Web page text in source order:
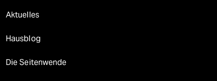
Aktuelles
Hausblog
Die Seitenwende